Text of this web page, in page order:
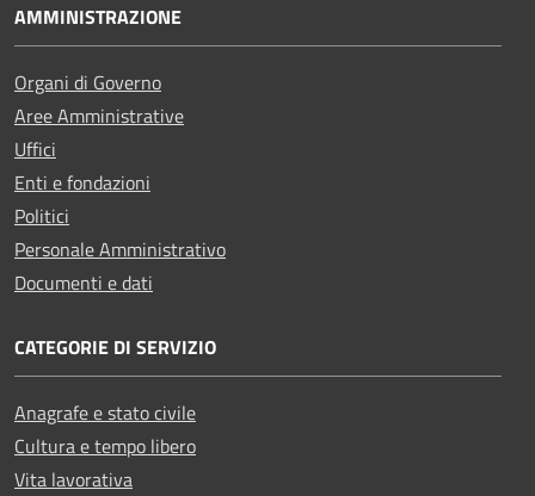
AMMINISTRAZIONE
Organi di Governo
Aree Amministrative
Uffici
Enti e fondazioni
Politici
Personale Amministrativo
Documenti e dati
CATEGORIE DI SERVIZIO
Anagrafe e stato civile
Cultura e tempo libero
Vita lavorativa